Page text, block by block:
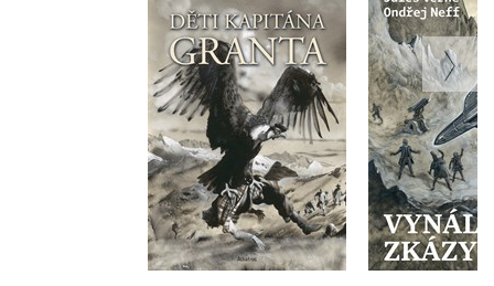
Děti kapitána
Granta
Ondřej Neff
Do košíku
399 Kč
319 Kč
Vynález
Ondřej
Do
111 Kč